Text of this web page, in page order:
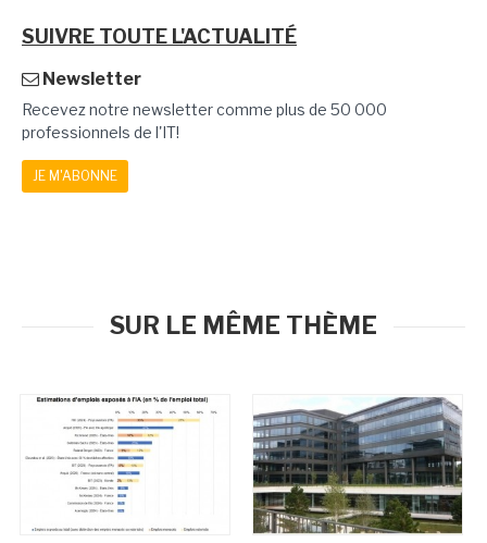
SUIVRE TOUTE L'ACTUALITÉ
Newsletter
Recevez notre newsletter comme plus de 50 000
professionnels de l'IT!
JE M'ABONNE
SUR LE MÊME THÈME